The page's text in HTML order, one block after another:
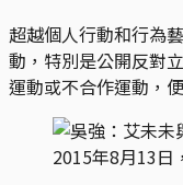
超越個人行動和行為
動，特別是公開反對
運動或不合作運動，
2015年8月13